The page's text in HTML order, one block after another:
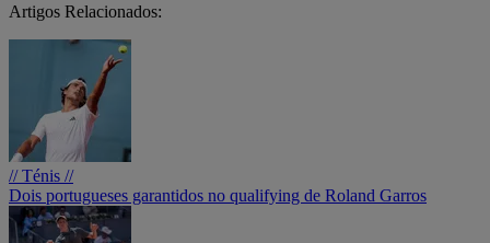
Artigos Relacionados:
// Ténis //
Dois portugueses garantidos no qualifying de Roland Garros